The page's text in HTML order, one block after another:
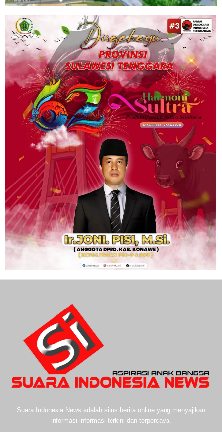
Suara Indonesia News adalah situs berita online yang menyajikan
informasi-informasi terkini dan terpercaya.